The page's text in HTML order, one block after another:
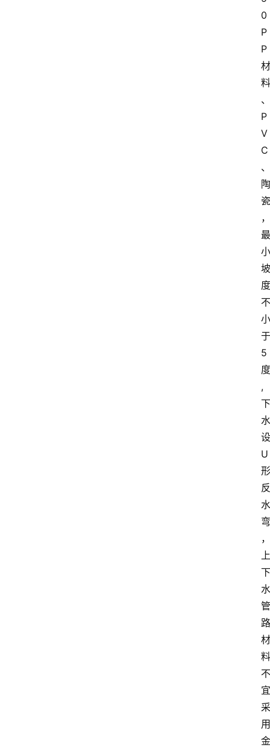
0
P
P
材
料
、
P
V
C
、
陶
瓷
，
最
小
坡
度
不
小
于
5
度
,
下
水
设
U
形
反
水
弯
，
上
下
水
管
路
材
料
不
宜
采
用
金